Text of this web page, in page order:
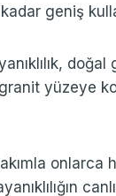
geniş
yüzeye
onlarca